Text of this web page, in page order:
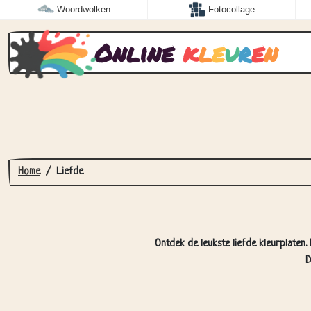
Woordwolken Fotocollage
Online kleuren
Home Liefde
Ontdek de leukste liefde